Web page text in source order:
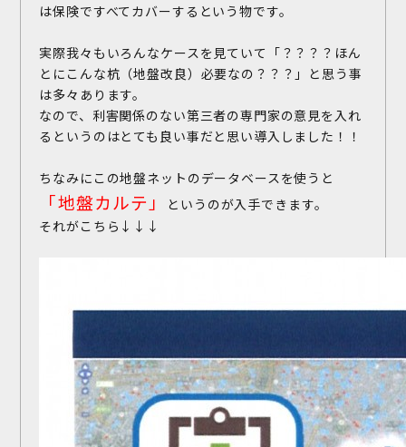
は保険ですべてカバーするという物です。
実際我々もいろんなケースを見ていて「？？？？ほん
とにこんな杭（地盤改良）必要なの？？？」と思う事
は多々あります。
なので、利害関係のない第三者の専門家の意見を入れ
るというのはとても良い事だと思い導入しました！！
ちなみにこの地盤ネットのデータベースを使うと
「地盤カルテ」
というのが入手できます。
それがこちら↓↓↓